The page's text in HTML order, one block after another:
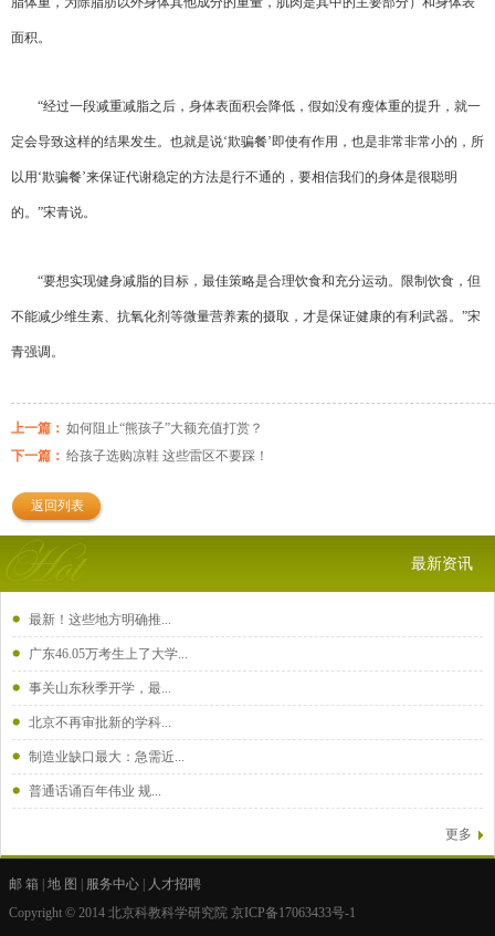
面积。
“经过一段减重减脂之后，身体表面积会降低，假如没有瘦体重的提升，就一
定会导致这样的结果发生。也就是说‘欺骗餐’即使有作用，也是非常非常小的，所
以用‘欺骗餐’来保证代谢稳定的方法是行不通的，要相信我们的身体是很聪明
的。”宋青说。
“要想实现健身减脂的目标，最佳策略是合理饮食和充分运动。限制饮食，但
不能减少维生素、抗氧化剂等微量营养素的摄取，才是保证健康的有利武器。”宋
青强调。
上一篇： 如何阻止“熊孩子”大额充值打赏？
下一篇： 给孩子选购凉鞋 这些雷区不要踩！
返回列表
最新资讯
最新！这些地方明确推...
广东46.05万考生上了大学...
事关山东秋季开学，最...
北京不再审批新的学科...
制造业缺口最大：急需近...
普通话诵百年伟业 规...
更多
邮 箱 地 图 服务中心
人才招聘
Copyright © 2014 北京科教科学研究院 京ICP备17063433号-1